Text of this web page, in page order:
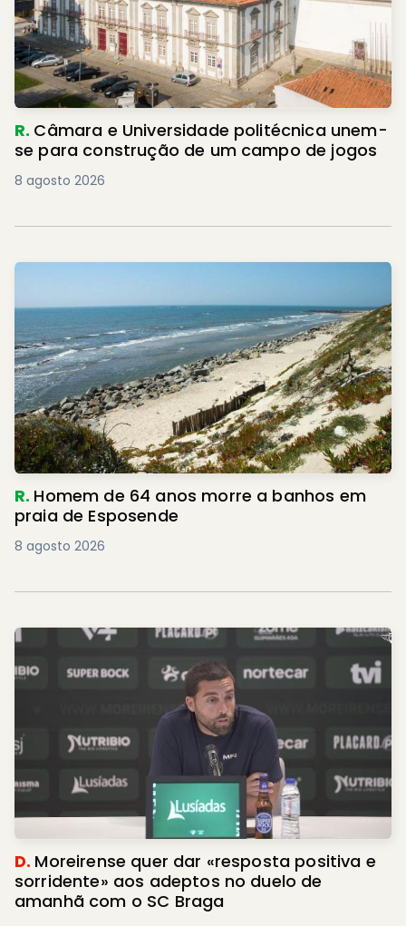
R. Câmara e Universidade politécnica unem-
se para construção de um campo de jogos
8 agosto 2026
R. Homem de 64 anos morre a banhos em
praia de Esposende
8 agosto 2026
D. Moreirense quer dar «resposta positiva e
sorridente» aos adeptos no duelo de
amanhã com o SC Braga